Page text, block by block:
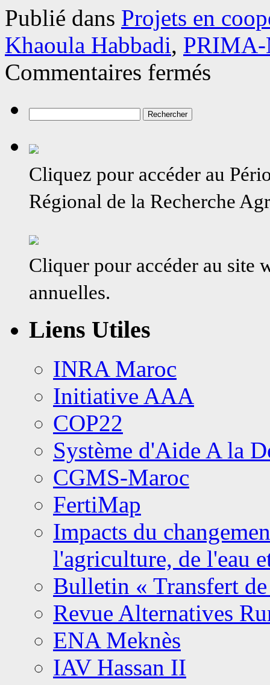
Publié dans Projets en
Khaoula Habbadi,
Commentaires fermés
Viticulture
Cliquez pour accéder au
Régional de la Recherche
Cliquer pour accéder au site
annuelles.
Liens Utiles
INRA Maroc
Initiative AAA
COP22
Système d'Aide A la
CGMS-Maroc
FertiMap
Impacts du
l'agriculture, de l'eau
Bulletin « Transfert
Revue Alternatives
ENA Meknès
IAV Hassan II